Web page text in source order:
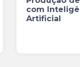
com
Artificial